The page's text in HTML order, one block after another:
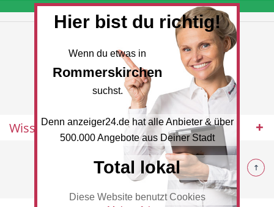
News
Restaurant Hotel
❤️ Aktuelle Angebote & Prospekte per Newsletter erhalten
Wissenswertes
© 2026 Rommerskirchen
Hier bist du richtig!
Wenn du etwas in
Rommerskirchen
suchst.
Denn anzeiger24.de hat alle Anbieter & über
500.000 Angebote aus Deiner Stadt
Total lokal
Diese Website benutzt Cookies